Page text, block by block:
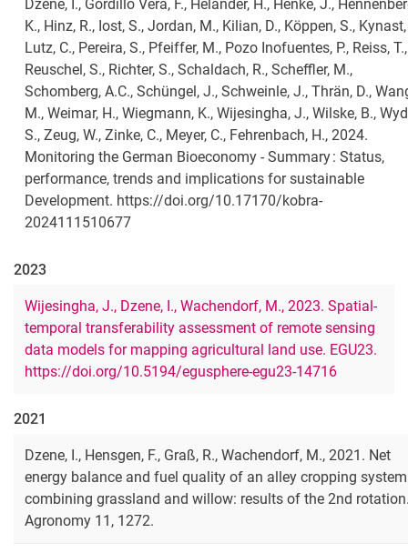
Dzene, I., Gordillo Vera, F., Helander, H., Henke, J.,
K., Hinz, R., Iost, S., Jordan, M., Kilian, D., Köppen, S., Kynast,
Lutz, C., Pereira, S., Pfeiffer, M., Pozo Inofuentes, P., Reiss, T.,
Reuschel, S., Richter, S., Schaldach, R., Scheffler, M.,
Schomberg, A.C., Schüngel, J., Schweinle, J., Thrän, D.,
M., Weimar, H., Wiegmann, K., Wijesingha, J., Wilske, B.,
S., Zeug, W., Zinke, C., Meyer, C., Fehrenbach, H., 2024.
Monitoring the German Bioeconomy - Summary : Status,
performance, trends and implications for sustainable
Development. https://doi.org/10.17170/kobra-
2024111510677
2023
Wijesingha, J., Dzene, I., Wachendorf, M., 2023. Spatial-
temporal transferability assessment of remote sensing
data models for mapping agricultural land use. EGU23.
https://doi.org/10.5194/egusphere-egu23-14716
2021
Dzene, I., Hensgen, F., Graß, R., Wachendorf, M., 2021. Net
energy balance and fuel quality of an alley cropping system
combining grassland and willow: results of the 2nd
Agronomy 11, 1272.